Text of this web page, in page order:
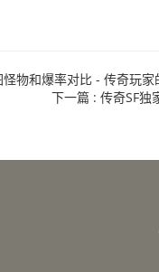
物和爆率对比 - 传奇玩家
下一篇 : 传奇SF独